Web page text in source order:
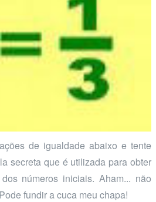
de igualdade abaixo e tente
secreta que é utilizada para obter
números iniciais. Aham... não
fundir a cuca meu chapa!